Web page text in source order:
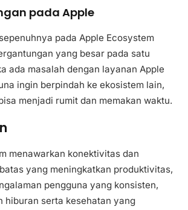
pada Apple
pada Apple Ecosystem
yang besar pada satu
ada masalah dengan layanan Apple
ingin berpindah ke ekosistem lain,
menjadi rumit dan memakan waktu.
menawarkan konektivitas dan
yang meningkatkan produktivitas,
pengguna yang konsisten,
hiburan serta kesehatan yang